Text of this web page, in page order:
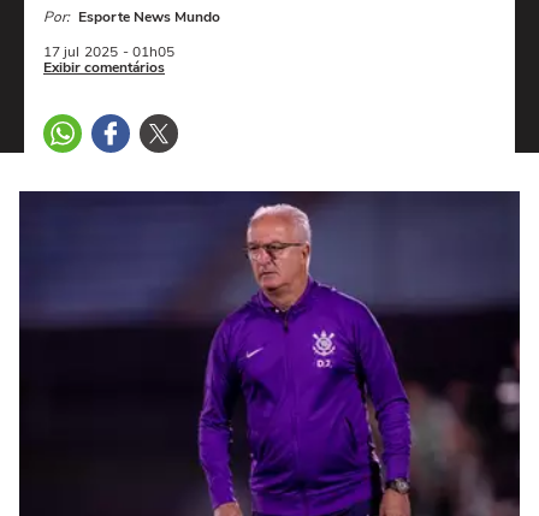
Por: Esporte News Mundo
17 jul 2025 - 01h05
Exibir comentários